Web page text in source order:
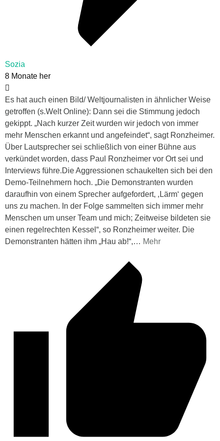
Sozia
8 Monate her
Es hat auch einen Bild/ Weltjournalisten in ähnlicher Weise
getroffen (s.Welt Online): Dann sei die Stimmung jedoch
gekippt. „Nach kurzer Zeit wurden wir jedoch von immer
mehr Menschen erkannt und angefeindet“, sagt Ronzheimer.
Über Lautsprecher sei schließlich von einer Bühne aus
verkündet worden, dass Paul Ronzheimer vor Ort sei und
Interviews führe.Die Aggressionen schaukelten sich bei den
Demo-Teilnehmern hoch. „Die Demonstranten wurden
daraufhin von einem Sprecher aufgefordert, ‚Lärm‘ gegen
uns zu machen. In der Folge sammelten sich immer mehr
Menschen um unser Team und mich; Zeitweise bildeten sie
einen regelrechten Kessel“, so Ronzheimer weiter. Die
Demonstranten hätten ihm „Hau ab!“,… Mehr